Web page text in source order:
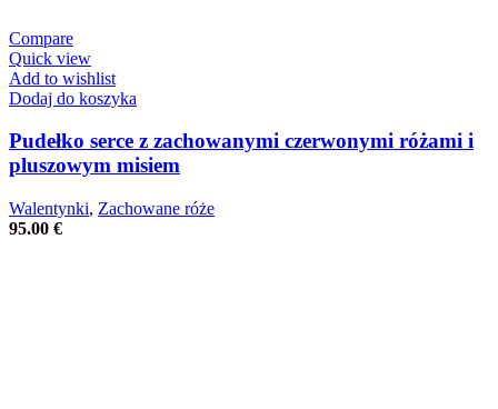
Compare
Quick view
Add to wishlist
Dodaj do koszyka
Pudełko serce z zachowanymi czerwonymi różami i
pluszowym misiem
Walentynki, Zachowane róże
95.00 €